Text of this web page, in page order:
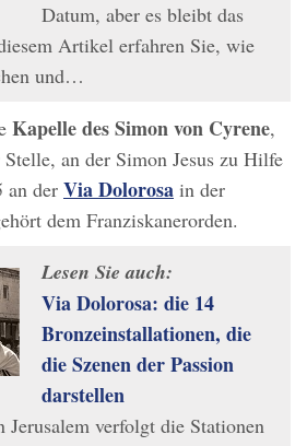
Datum, aber es bleibt das
Artikel erfahren Sie, wie
und…
Kapelle des Simon von Cyrene,
an der Simon Jesus zu Hilfe
an der Via Dolorosa in der
dem Franziskanerorden.
Lesen Sie auch:
Via Dolorosa: die 14
Bronzeinstallationen, die
die Szenen der Passion
darstellen
verfolgt die Stationen